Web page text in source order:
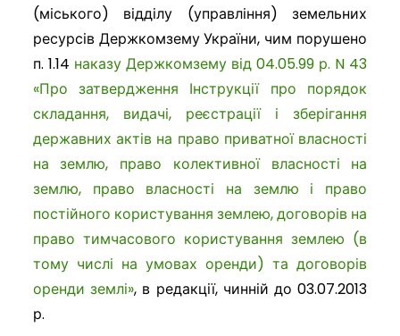
(міського) відділу (управління) земельних
ресурсів Держкомзему України, чим порушено
п. 1.14 наказу Держкомзему від 04.05.99 р. N 43
«Про затвердження Інструкції про порядок
складання, видачі, реєстрації і зберігання
державних актів на право приватної власності
на землю, право колективної власності на
землю, право власності на землю і право
постійного користування землею, договорів на
право тимчасового користування землею (в
тому числі на умовах оренди) та договорів
оренди землі», в редакції, чинній до 03.07.2013
р.